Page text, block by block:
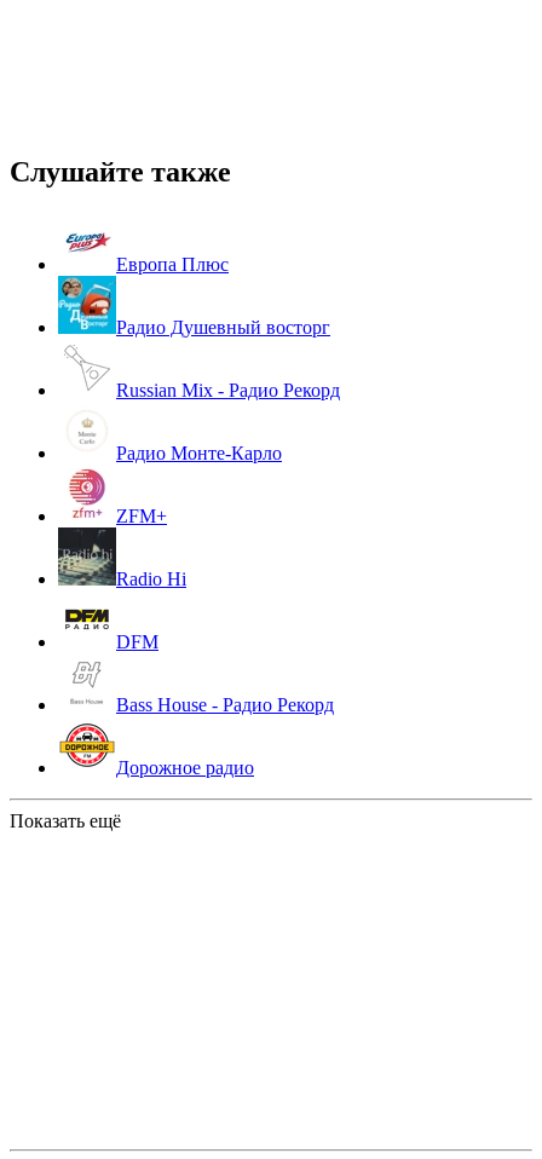
Слушайте также
Европа Плюс
Радио Душевный восторг
Russian Mix - Радио Рекорд
Радио Монте-Карло
ZFM+
Radio Hi
DFM
Bass House - Радио Рекорд
Дорожное радио
Показать ещё